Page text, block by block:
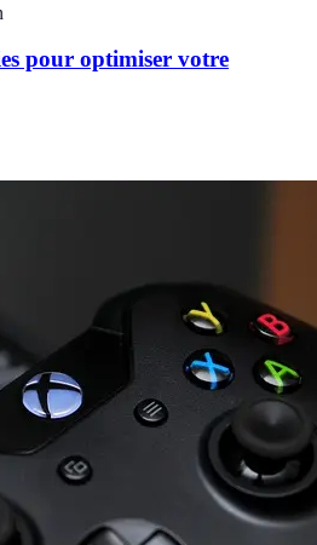
pour optimiser votre